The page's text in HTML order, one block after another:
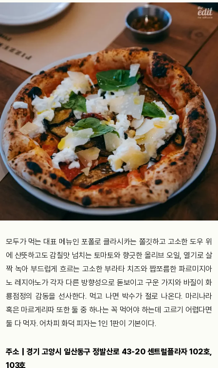
모두가 먹는 대표 메뉴인 포폴로 클라시카는 쫄깃하고 고소한 도우 위
에 산뜻하고도 감칠맛 넘치는 토마토와 향긋한 올리브 오일, 열기로 살
짝 녹아 부드럽게 흐르는 고소한 부라타 치즈와 짭쪼름한 파르미지아
노 레지아노가 각자 다른 방향성으로 돋보이고 구운 가지와 바질이 화
룡점정의 감동을 선사한다. 먹고 나면 박수가 절로 나온다. 마리나라
혹은 마르게리따 또한 둘 중 하나는 꼭 먹어야 하는데 고르기 어렵다면
둘 다 먹자. 어차피 화덕 피자는 1인 1판이 기본이다.
주소 | 경기 고양시 일산동구 정발산로 43-20 센트럴플라자 102호,
103호